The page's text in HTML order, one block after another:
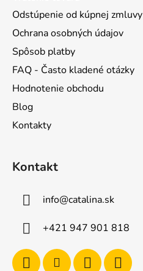
Odstúpenie od kúpnej zmluvy
Ochrana osobných údajov
Spôsob platby
FAQ - Často kladené otázky
Hodnotenie obchodu
Blog
Kontakty
Kontakt
info@catalina.sk
+421 947 901 818